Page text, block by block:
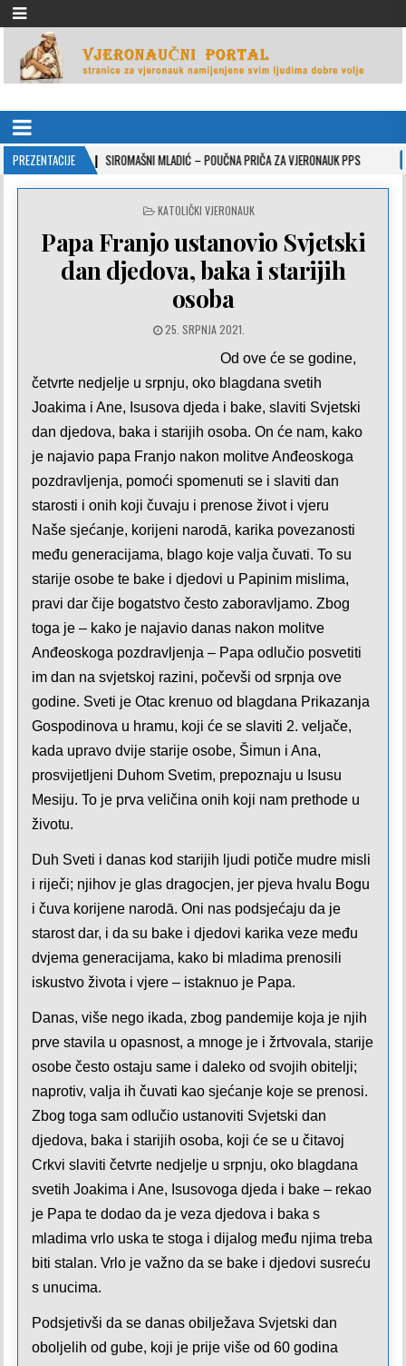
VJERONAUČNI PORTAL
PREZENTACIJE
26 SIROMAŠNI MLADIĆ – POUČNA PRIČA ZA VJERONAUK PPS 2021-05-02
POSTED
KATOLIČKI VJERONAUK
Papa Franjo ustanovio Svjetski
dan djedova, baka i starijih
osoba
25. SRPNJA 2021.
Od ove će se godine,
četvrte nedjelje u srpnju, oko blagdana svetih
Joakima i Ane, Isusova djeda i bake, slaviti Svjetski
dan djedova, baka i starijih osoba. On će nam, kako
je najavio papa Franjo nakon molitve Anđeoskoga
pozdravljenja, pomoći spomenuti se i slaviti dan
starosti i onih koji čuvaju i prenose život i vjeru
Naše sjećanje, korijeni narodā, karika povezanosti
među generacijama, blago koje valja čuvati. To su
starije osobe te bake i djedovi u Papinim mislima,
pravi dar čije bogatstvo često zaboravljamo. Zbog
toga je – kako je najavio danas nakon molitve
Anđeoskoga pozdravljenja – Papa odlučio posvetiti
im dan na svjetskoj razini, počevši od srpnja ove
godine. Sveti je Otac krenuo od blagdana Prikazanja
Gospodinova u hramu, koji će se slaviti 2. veljače,
kada upravo dvije starije osobe, Šimun i Ana,
prosvijetljeni Duhom Svetim, prepoznaju u Isusu
Mesiju. To je prva veličina onih koji nam prethode u
životu.
Duh Sveti i danas kod starijih ljudi potiče mudre misli
i riječi; njihov je glas dragocjen, jer pjeva hvalu Bogu
i čuva korijene narodā. Oni nas podsjećaju da je
starost dar, i da su bake i djedovi karika veze među
dvjema generacijama, kako bi mladima prenosili
iskustvo života i vjere – istaknuo je Papa.
Danas, više nego ikada, zbog pandemije koja je njih
prve stavila u opasnost, a mnoge je i žrtvovala, starije
osobe često ostaju same i daleko od svojih obitelji;
naprotiv, valja ih čuvati kao sjećanje koje se prenosi.
Zbog toga sam odlučio ustanoviti Svjetski dan
djedova, baka i starijih osoba, koji će se u čitavoj
Crkvi slaviti četvrte nedjelje u srpnju, oko blagdana
svetih Joakima i Ane, Isusovoga djeda i bake – rekao
je Papa te dodao da je veza djedova i baka s
mladima vrlo uska te stoga i dijalog među njima treba
biti stalan. Vrlo je važno da se bake i djedovi susreću
s unucima.
Podsjetivši da se danas obilježava Svjetski dan
oboljelih od gube, koji je prije više od 60 godina